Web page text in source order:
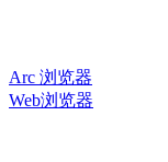
Arc 浏览器
Web浏览器